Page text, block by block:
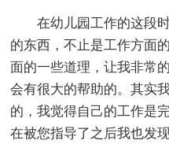
在幼儿园工作的这段时
的东西，不止是工作方面
面的一些道理，让我非常
会有很大的帮助的。其实
的，我觉得自己的工作是
在被您指导了之后我也发